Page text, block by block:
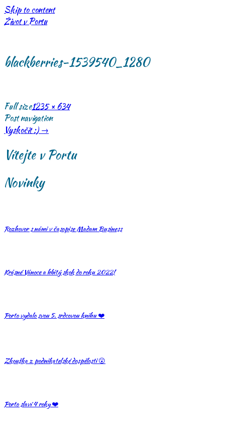
Skip to content
Život v Portu
blackberries-1539540_1280
Full size1235 × 634
Post navigation
Vyskočit :) →
Vítejte v Portu
Novinky
Rozhovor s námi v časopise Madam Business
Krásné Vánoce a hbitý skok do roku 2022!
Porto vydalo svou 5. srdcovou knihu ❤️
Zkouška z podnikatelské dospělosti 😮
Porto slaví 4 roky ❤️